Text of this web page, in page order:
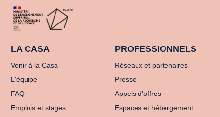
LA CASA
Venir à la Casa
L'équipe
FAQ
Emplois et stages
PROFESSIONNELS
Réseaux et partenaires
Presse
Appels d'offres
Espaces et hébergement